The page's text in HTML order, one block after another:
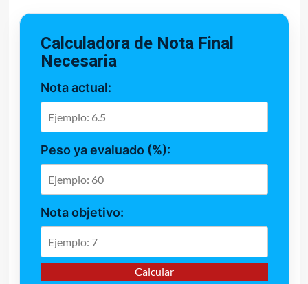
Calculadora de Nota Final
Necesaria
Nota actual:
Peso ya evaluado (%):
Nota objetivo:
Calcular